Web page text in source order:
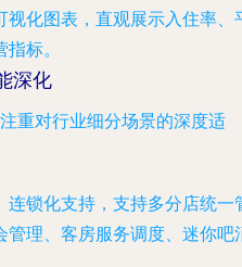
视化图表，直观展示入住率、
标。
深化
重对行业细分场景的深度适
连锁化支持，支持多分店统一
管理、客房服务调度、迷你吧